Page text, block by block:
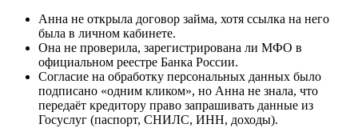
Анна не открыла договор займа, хотя ссылка на него
была в личном кабинете.
Она не проверила, зарегистрирована ли МФО в
официальном реестре Банка России.
Согласие на обработку персональных данных было
подписано «одним кликом», но Анна не знала, что
передаёт кредитору право запрашивать данные из
Госуслуг (паспорт, СНИЛС, ИНН, доходы).